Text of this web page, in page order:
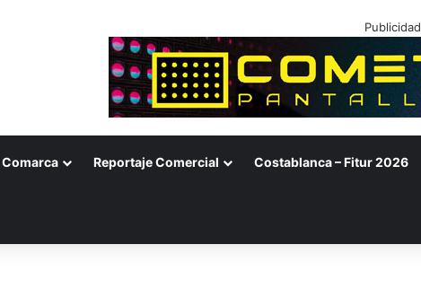
Publicidad
Comarca Reportaje Comercial Costablanca – Fitur 2026